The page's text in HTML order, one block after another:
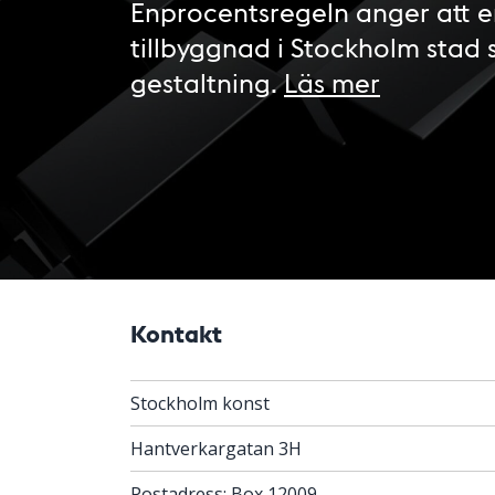
Enprocentsregeln anger att
tillbyggnad i Stockholm stad
gestaltning.Läs mer
Kontakt
Stockholm konst
Hantverkargatan 3H